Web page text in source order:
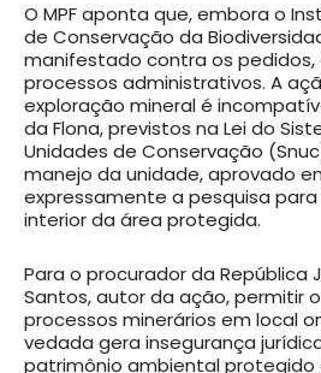
O MPF aponta que, embora o
de Conservação da
manifestado contra os pedidos,
processos administrativos. A
exploração mineral é
da Flona, previstos na Lei do
Unidades de Conservação
manejo da unidade, aprovado
expressamente a pesquisa para
interior da área protegida.
Para o procurador da República
Santos, autor da ação, permitir
processos minerários em local
vedada gera insegurança
patrimônio ambiental protegido